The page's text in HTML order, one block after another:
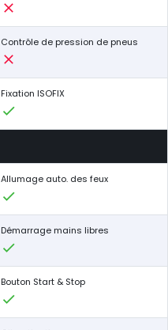
Contrôle de pression de pneus
Fixation ISOFIX
Allumage auto. des feux
Démarrage mains libres
Bouton Start & Stop